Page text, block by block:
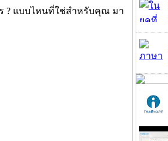
? แบบไหนที่ใช่สำหรับคุณ มา